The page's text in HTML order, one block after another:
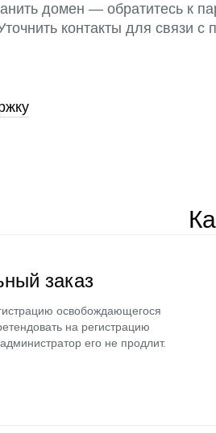
домен — обратитесь к
контакты для связи с
заказ
освобождающегося
на регистрацию
его не продлит.